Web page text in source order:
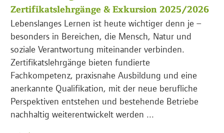
Zertifikatslehrgänge & Exkursion 2025/2026
Lebenslanges Lernen ist heute wichtiger denn je –
besonders in Bereichen, die Mensch, Natur und
soziale Verantwortung miteinander verbinden.
Zertifikatslehrgänge bieten fundierte
Fachkompetenz, praxisnahe Ausbildung und eine
anerkannte Qualifikation, mit der neue berufliche
Perspektiven entstehen und bestehende Betriebe
nachhaltig weiterentwickelt werden ...